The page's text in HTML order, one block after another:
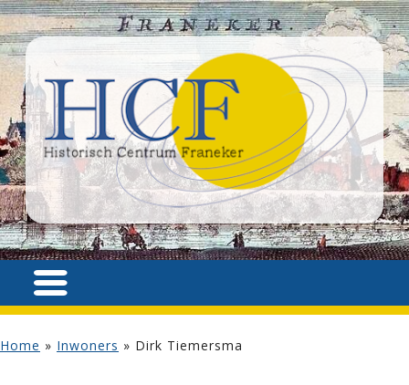
Home » Inwoners » Dirk Tiemersma